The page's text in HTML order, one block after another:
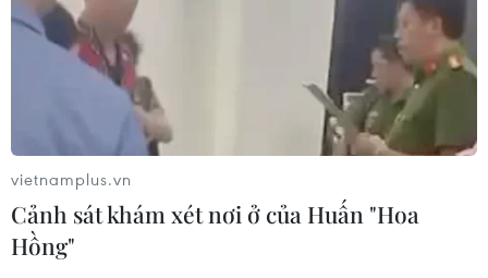
Áp thấp nhiệt đới mạnh lên thành
bão số 3, vùng ven biển không bị ảnh
05/08/2026 01:41
vietnamplus.vn
Cảnh sát khám xét nơi ở của Huấn "Hoa
Hồng"